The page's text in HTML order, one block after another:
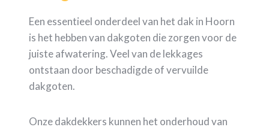
Een essentieel onderdeel van het dak in Hoorn
is het hebben van dakgoten die zorgen voor de
juiste afwatering. Veel van de lekkages
ontstaan door beschadigde of vervuilde
dakgoten.
Onze dakdekkers kunnen het onderhoud van